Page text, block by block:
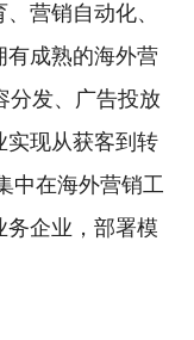
营销自动化、
有成熟的海外营
分发、广告投放
实现从获客到转
中在海外营销工
务企业，部署模